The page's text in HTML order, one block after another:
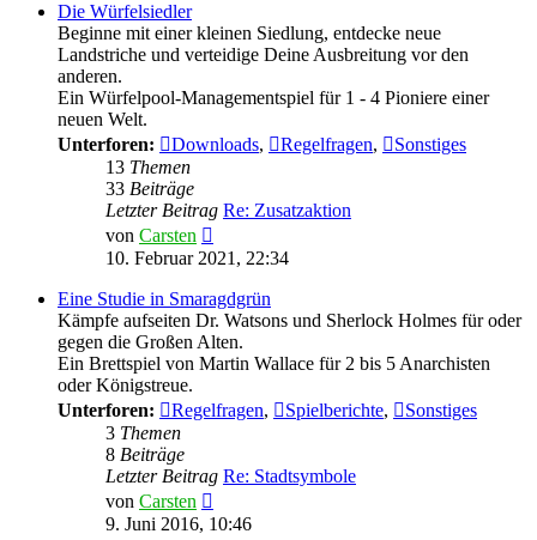
Die Würfelsiedler
Beginne mit einer kleinen Siedlung, entdecke neue
Landstriche und verteidige Deine Ausbreitung vor den
anderen.
Ein Würfelpool-Managementspiel für 1 - 4 Pioniere einer
neuen Welt.
Unterforen:
Downloads, Regelfragen,
Sonstiges
13 Themen
33 Beiträge
Letzter Beitrag Re: Zusatzaktion
von Carsten
Beitrag
10. Februar 2021, 22:34
Eine Studie in Smaragdgrün
Kämpfe aufseiten Dr. Watsons und Sherlock Holmes für oder
gegen die Großen Alten.
Ein Brettspiel von Martin Wallace für 2 bis 5 Anarchisten
oder Königstreue.
Unterforen:
Regelfragen, Spielberichte,
Sonstiges
3 Themen
8 Beiträge
Letzter Beitrag Re: Stadtsymbole
von Carsten
Beitrag
9. Juni 2016, 10:46